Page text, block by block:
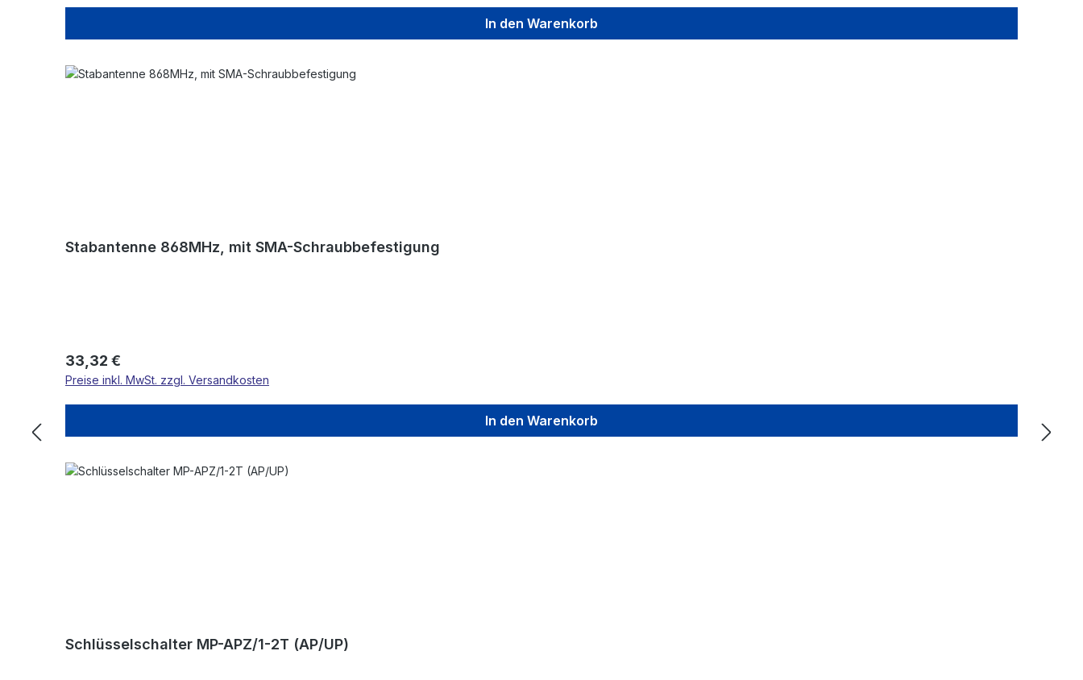
In den Warenkorb
Stabantenne 868MHz, mit SMA-Schraubbefestigung
Regulärer Preis:
33,32 €
Preise inkl. MwSt. zzgl. Versandkosten
In den Warenkorb
Schlüsselschalter MP-APZ/1-2T (AP/UP)